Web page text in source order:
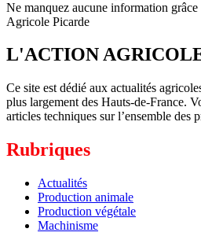
Ne manquez aucune information
Agricole Picarde
L'ACTION
Ce site est dédié aux actualités
plus largement des Hauts-de-France.
articles techniques sur l’ensemble des
Rubriques
Actualités
Production animale
Production végétale
Machinisme